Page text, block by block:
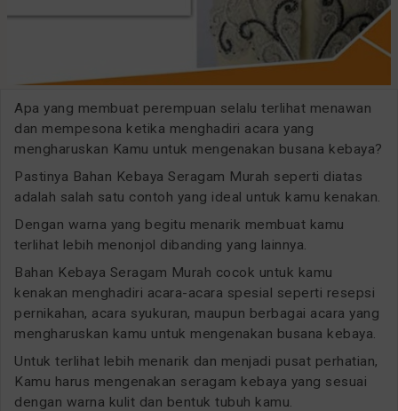
Apa yang membuat perempuan selalu terlihat menawan
dan mempesona ketika menghadiri acara yang
mengharuskan Kamu untuk mengenakan busana kebaya?
Pastinya Bahan Kebaya Seragam Murah seperti diatas
adalah salah satu contoh yang ideal untuk kamu kenakan.
Dengan warna yang begitu menarik membuat kamu
terlihat lebih menonjol dibanding yang lainnya.
Bahan Kebaya Seragam Murah cocok untuk kamu
kenakan menghadiri acara-acara spesial seperti resepsi
pernikahan, acara syukuran, maupun berbagai acara yang
mengharuskan kamu untuk mengenakan busana kebaya.
Untuk terlihat lebih menarik dan menjadi pusat perhatian,
Kamu harus mengenakan seragam kebaya yang sesuai
dengan warna kulit dan bentuk tubuh kamu.